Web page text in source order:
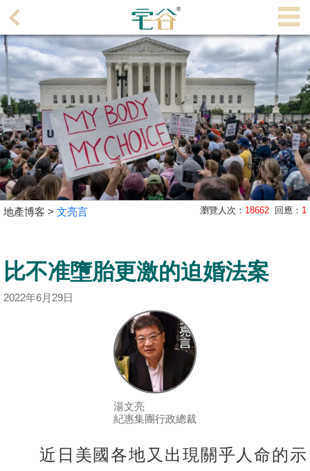
理
主
頁
搵
樓/
成
交
業
主
宅
谷
地產博客 > 文亮言 瀏覽人次： 18662 回應： 1
比不准墮胎更激的迫婚法案
2022年6月29日
湯文亮
紀惠集團行政總裁
近日美國各地又出現關乎人命的示